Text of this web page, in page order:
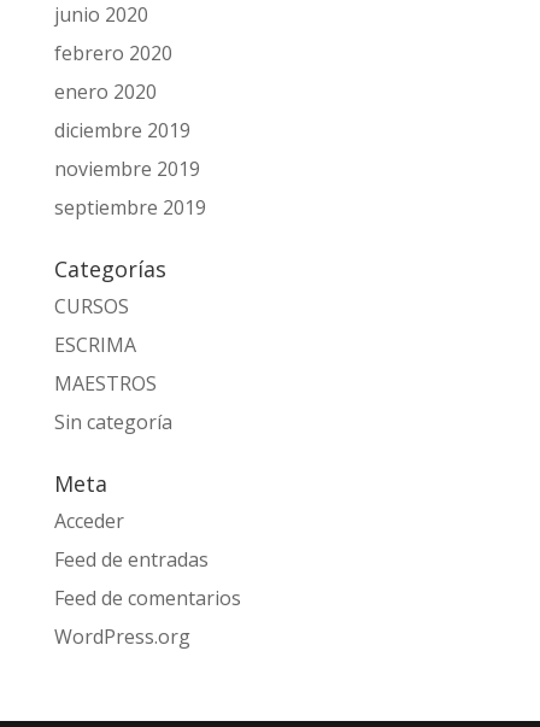
junio 2020
febrero 2020
enero 2020
diciembre 2019
noviembre 2019
septiembre 2019
Categorías
CURSOS
ESCRIMA
MAESTROS
Sin categoría
Meta
Acceder
Feed de entradas
Feed de comentarios
WordPress.org